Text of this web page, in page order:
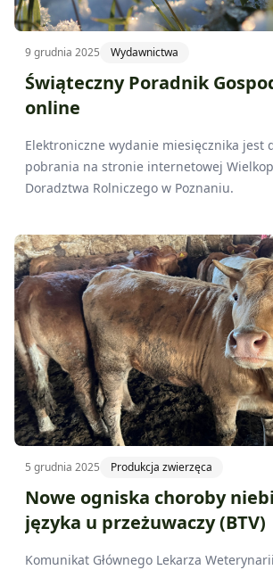
9 grudnia 2025 Wydawnictwa
Świąteczny Poradnik
online
Elektroniczne wydanie miesięcznika jest
pobrania na stronie internetowej
Doradztwa Rolniczego w Poznaniu.
5 grudnia 2025 Produkcja zwierzęca
Nowe ogniska choroby
języka u przeżuwaczy (BTV)
Komunikat Głównego Lekarza